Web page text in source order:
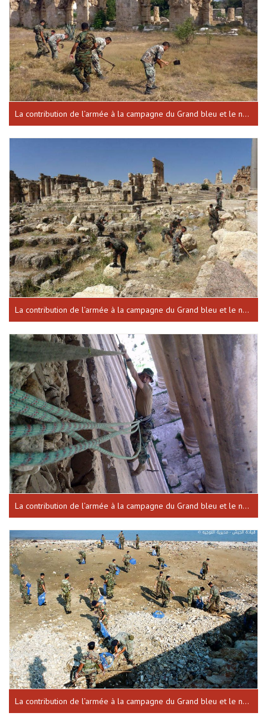
La contribution de l’armée à la campagne du Grand bleu et le nettoyage des sites historiques la forteresse de Baalbeck
La contribution de l’armée à la campagne du Grand bleu et le nettoyage des sites historiques la forteresse de Baalbeck
La contribution de l’armée à la campagne du Grand bleu et le nettoyage des sites historiques la forteresse de Baalbeck
La contribution de l’armée à la campagne du Grand bleu et le nettoyage des sites historiques à Tyr